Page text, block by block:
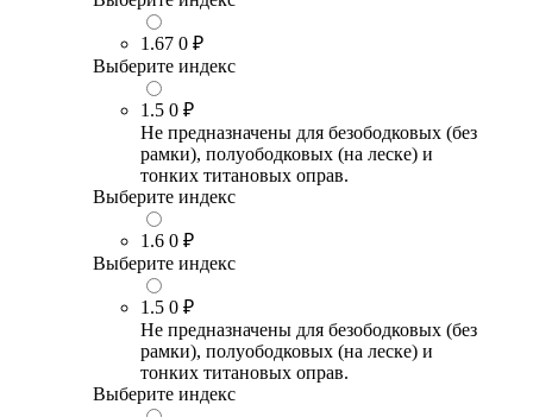
1.67 0 ₽
Выберите индекс
1.5 0 ₽
Не предназначены для безободковых (без
рамки), полуободковых (на леске) и
тонких титановых оправ.
Выберите индекс
1.6 0 ₽
Выберите индекс
1.5 0 ₽
Не предназначены для безободковых (без
рамки), полуободковых (на леске) и
тонких титановых оправ.
Выберите индекс